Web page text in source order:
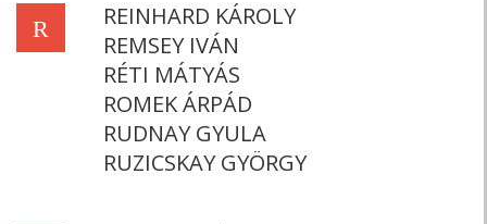
R
REINHARD KÁROLY
REMSEY IVÁN
RÉTI MÁTYÁS
ROMEK ÁRPÁD
RUDNAY GYULA
RUZICSKAY GYÖRGY